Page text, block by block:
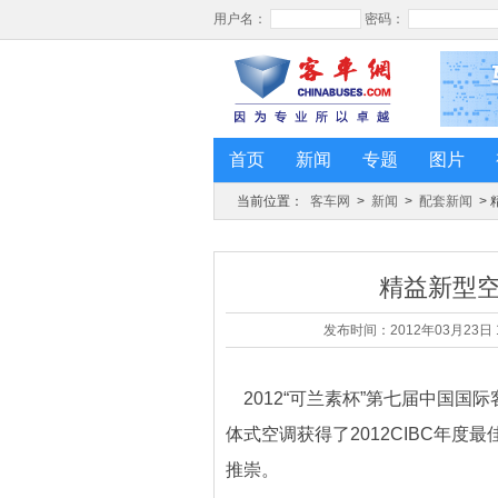
首页 新闻 专题 图片
当前位置： 客车网 > 新闻 > 配套新闻 >
精益新型
发布时间：2012年03月23日
2012“可兰素杯”第七届中国国
体式空调获得了2012CIBC年度最
推崇。